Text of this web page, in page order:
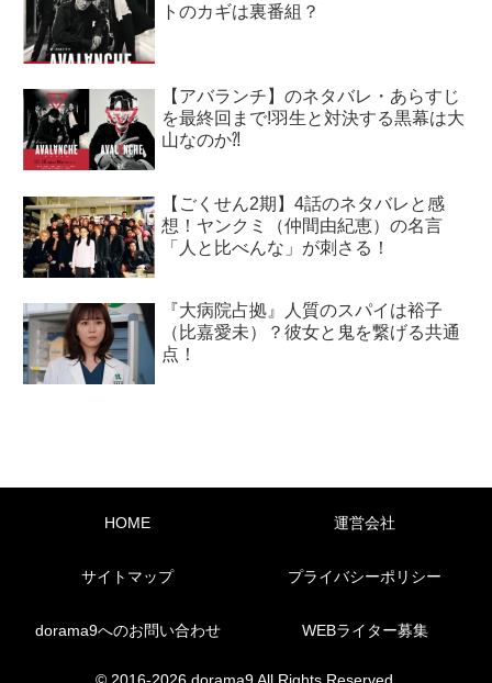
トのカギは裏番組？
【アバランチ】のネタバレ・あらすじ
を最終回まで!羽生と対決する黒幕は大
山なのか⁈
【ごくせん2期】4話のネタバレと感
想！ヤンクミ（仲間由紀恵）の名言
「人と比べんな」が刺さる！
『大病院占拠』人質のスパイは裕子
（比嘉愛未）？彼女と鬼を繋げる共通
点！
HOME 運営会社
サイトマップ プライバシーポリシー
dorama9へのお問い合わせ WEBライター募集
© 2016-2026 dorama9 All Rights Reserved.